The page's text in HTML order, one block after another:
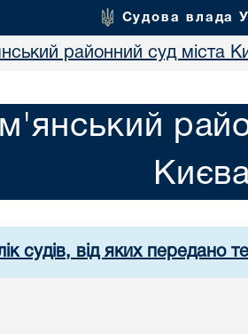
Судова влада
районний суд міста
судів, від яких передано